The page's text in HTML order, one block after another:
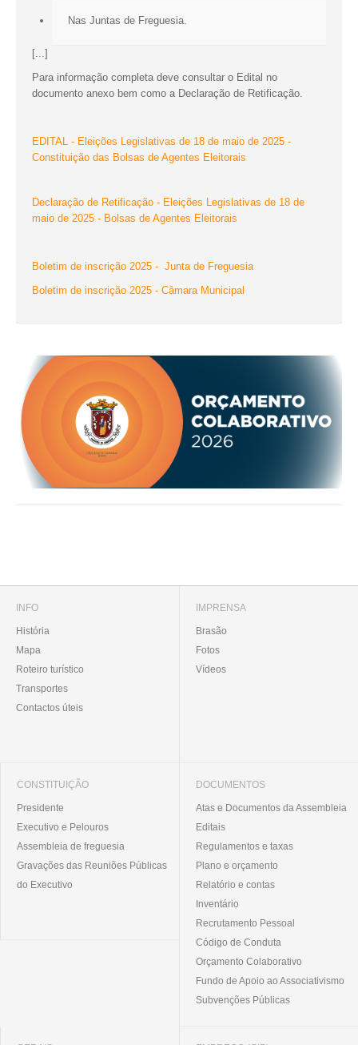
Nas Juntas de Freguesia.
[...]
Para informação completa deve consultar o Edital no
documento anexo bem como a Declaração de Retificação.
EDITAL - Eleições Legislativas de 18 de maio de 2025 -
Constituição das Bolsas de Agentes Eleitorais
Declaração de Retificação - Eleições Legislativas de 18 de
maio de 2025 - Bolsas de Agentes Eleitorais
Boletim de inscrição 2025 - Junta de Freguesia
Boletim de inscrição 2025 - Câmara Municipal
INFO
História
Mapa
Roteiro turístico
Transportes
Contactos úteis
IMPRENSA
Brasão
Fotos
Vídeos
CONSTITUIÇÃO
Presidente
Executivo e Pelouros
Assembleia de freguesia
Gravações das Reuniões Públicas
do Executivo
DOCUMENTOS
Atas e Documentos da Assembleia
Editais
Regulamentos e taxas
Plano e orçamento
Relatório e contas
Inventário
Recrutamento Pessoal
Código de Conduta
Orçamento Colaborativo
Fundo de Apoio ao Associativismo
Subvenções Públicas